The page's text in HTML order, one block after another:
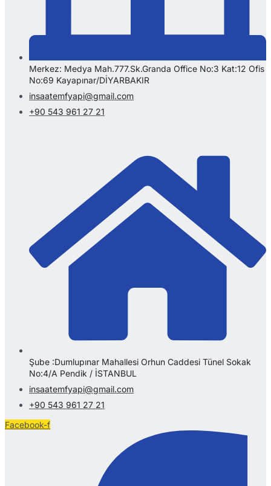
Merkez: Medya Mah.777.Sk.Granda Office No:3 Kat:12 Ofis
No:69 Kayapınar/DİYARBAKIR
insaatemfyapi@gmail.com
+90 543 961 27 21
Şube :Dumlupınar Mahallesi Orhun Caddesi Tünel Sokak
No:4/A Pendik / İSTANBUL
insaatemfyapi@gmail.com
+90 543 961 27 21
Facebook-f